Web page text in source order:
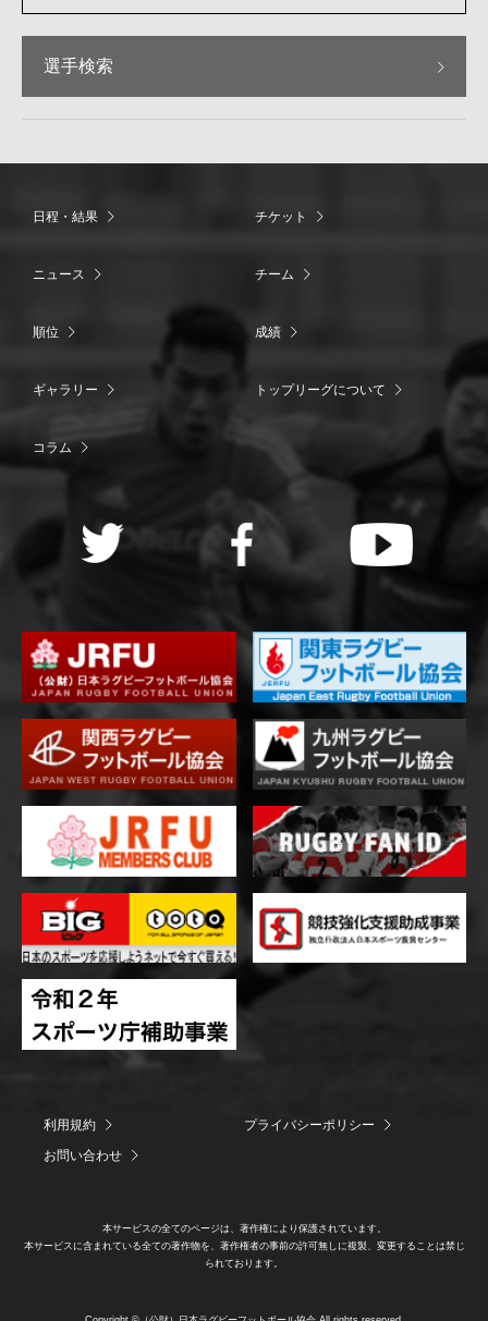
選手検索
日程・結果 チケット
ニュース チーム
順位 成績
ギャラリー トップリーグについて
コラム
利用規約
プライバシーポリシー
お問い合わせ
本サービスの全てのページは、著作権により保護されています。
本サービスに含まれている全ての著作物を、著作権者の事前の許可無しに複製、変更することは禁じ
られております。